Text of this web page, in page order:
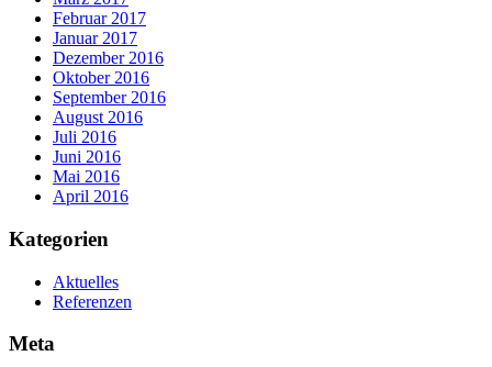
Februar 2017
Januar 2017
Dezember 2016
Oktober 2016
September 2016
August 2016
Juli 2016
Juni 2016
Mai 2016
April 2016
Kategorien
Aktuelles
Referenzen
Meta